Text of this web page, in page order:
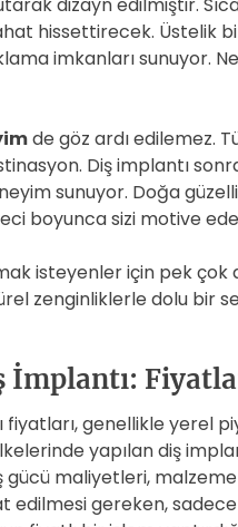
hissettirecek. Üstelik
imkanları sunuyor.
de göz ardı edilemez.
Diş implantı
sunuyor. Doğa
boyunca sizi motive
isteyenler için pek
zenginliklerle dolu bir
İmplantı:
fiyatları, genellikle yerel
yapılan diş
gücü maliyetleri,
edilmesi gereken,